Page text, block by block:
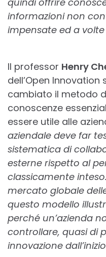
informazioni non
impensate ed a volte
Il professor Henry
dell’Open
cambiato il metodo
conoscenze
essere utile alle
aziendale deve far
sistematica di
esterne rispetto al
classicamente
mercato globale
questo modello
perché un’azienda
controllare, quasi di
innovazione